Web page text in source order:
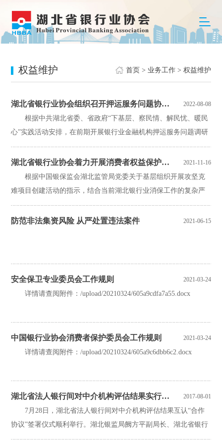
权益维护 首页 > 业务工作> 权益维护
湖北省银行业协会组织召开押运服务问题协商会议 2022-08-08
根据中共湖北省委、省政府“下基层、察民情、解民忧、暖民
心”实践活动安排，在前期开展银行业金融机构押运服务问题调研
的基础上，8月4日上午,湖北省银行业协会组织部分...
湖北省银行业协会着力开展消费者权益保护攻坚克难专项工作 2021-11-16
根据中国银保监会湖北监管局党委关于基层组织开展攻坚克
难项目创建活动的指示，结合当前湖北银行业消保工作的复杂严
峻形势，湖北省银行业协会认真组织、系统布局，全面推进...
防范非法集资风险 从严处置违法案件 2021-06-15
安全保卫专业委员会工作规则 2021-03-24
详情请查阅附件：/upload/20210324/605a9cdfa7a55.docx
中国银行业协会消费者保护委员会工作规则 2021-03-24
详情请查阅附件：/upload/20210324/605a9c6dbb6c2.docx
湖北省法人银行间对中介机构评估结果实行互认 2017-08-01
7月28日，湖北省法人银行间对中介机构评估结果互认“合作
协议”签署仪式顺利举行。湖北银监局阙方平副局长、湖北省银行
业协会专职副会长覃乃辉出席会议并讲话。湖...